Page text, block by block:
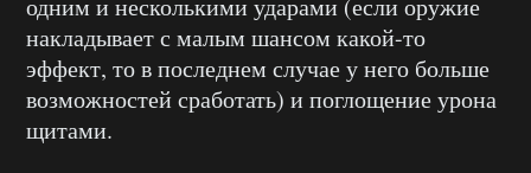
накладывает с малым шансом какой-то
эффект, то в последнем случае у него больше
возможностей сработать) и поглощение урона
щитами.